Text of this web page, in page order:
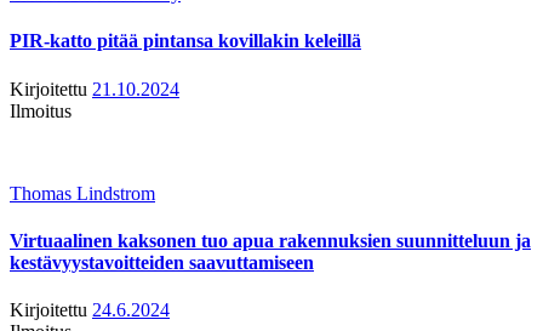
PIR-katto pitää pintansa kovillakin keleillä
Kirjoitettu 21.10.2024
Ilmoitus
Thomas Lindstrom
Virtuaalinen kaksonen tuo apua rakennuksien suunnitteluun ja
kestävyystavoitteiden saavuttamiseen
Kirjoitettu 24.6.2024